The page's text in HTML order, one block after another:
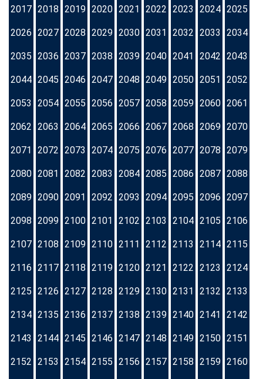
2017 2018 2019 2020 2021 2022 2023 2024 2025
2026 2027 2028 2029 2030 2031 2032 2033 2034
2035 2036 2037 2038 2039 2040 2041 2042 2043
2044 2045 2046 2047 2048 2049 2050 2051 2052
2053 2054 2055 2056 2057 2058 2059 2060 2061
2062 2063 2064 2065 2066 2067 2068 2069 2070
2071 2072 2073 2074 2075 2076 2077 2078 2079
2080 2081 2082 2083 2084 2085 2086 2087 2088
2089 2090 2091 2092 2093 2094 2095 2096 2097
2098 2099 2100 2101 2102 2103 2104 2105 2106
2107 2108 2109 2110 2111 2112 2113 2114 2115
2116 2117 2118 2119 2120 2121 2122 2123 2124
2125 2126 2127 2128 2129 2130 2131 2132 2133
2134 2135 2136 2137 2138 2139 2140 2141 2142
2143 2144 2145 2146 2147 2148 2149 2150 2151
2152 2153 2154 2155 2156 2157 2158 2159 2160